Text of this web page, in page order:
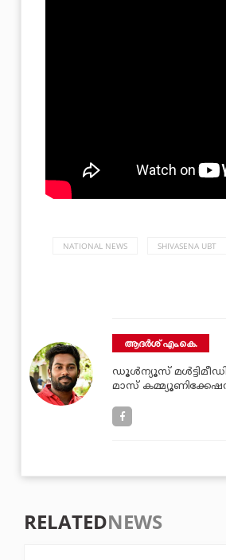
NATIONAL NEWS SHIVASENA UBT
ആദർശ് എം.കെ.
ഡൂള്‍ന്യൂസ്
മാസ്
RELATEDNEWS